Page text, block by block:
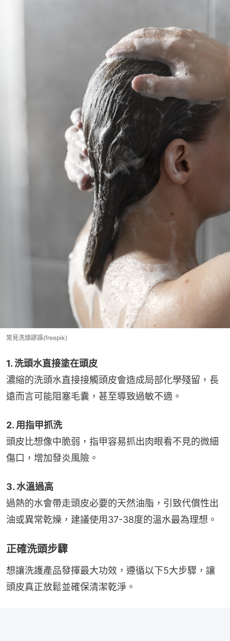
常見洗頭謬誤(freepik)
1. 洗頭水直接塗在頭皮
濃縮的洗頭水直接接觸頭皮會造成局部化學殘留，長
遠而言可能阻塞毛囊，甚至導致過敏不適。
2. 用指甲抓洗
頭皮比想像中脆弱，指甲容易抓出肉眼看不見的微細
傷口，增加發炎風險。
3. 水溫過高
過熱的水會帶走頭皮必要的天然油脂，引致代償性出
油或異常乾燥，建議使用37-38度的溫水最為理想。
正確洗頭步驟
想讓洗護產品發揮最大功效，遵循以下5大步驟，讓
頭皮真正放鬆並確保清潔乾淨。